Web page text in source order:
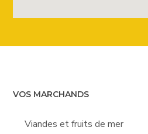
VOS MARCHANDS
Viandes et fruits de mer